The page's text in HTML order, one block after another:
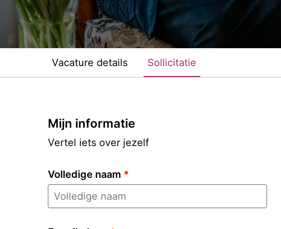
Vacature details Sollicitatie
Mijn informatie
Vertel iets over jezelf
Volledige naam *